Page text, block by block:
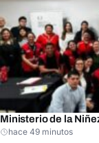
Ministerio de la
hace 49 minutos